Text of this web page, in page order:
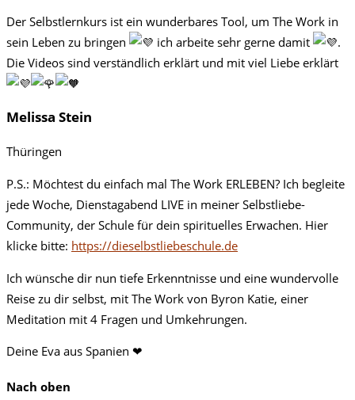
Der Selbstlernkurs ist ein wunderbares Tool, um The Work in
sein Leben zu bringen
ich arbeite sehr gerne damit
.
Die Videos sind verständlich erklärt und mit viel Liebe erklärt
Melissa Stein
Thüringen
P.S.: Möchtest du einfach mal The Work ERLEBEN? Ich begleite
jede Woche, Dienstagabend LIVE in meiner Selbstliebe-
Community, der Schule für dein spirituelles Erwachen. Hier
klicke bitte: https://dieselbstliebeschule.de
Ich wünsche dir nun tiefe Erkenntnisse und eine wundervolle
Reise zu dir selbst, mit The Work von Byron Katie, einer
Meditation mit 4 Fragen und Umkehrungen.
Deine Eva aus Spanien ❤
Nach oben